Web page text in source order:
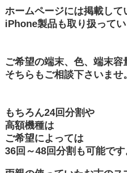
ホームページには掲載して
iPhone製品も取り扱って
ご希望の端末、色、端末容
そちらもご相談下さいませ。
もちろん24回分割や
高額機種は
ご希望によっては
36回～48回分割も可能です